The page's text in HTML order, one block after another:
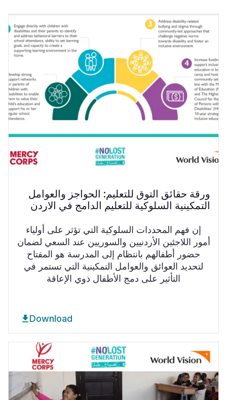
ورقة حقائق التوق للتعليم: الحواجز والعوامل
التمكينية السلوكية للتعليم الدامج في الاردن
إن فهم المحددات السلوكية التي تؤثر على أولياء
أمور اللاجئين الأردنيين والسوريين عند السعي لضمان
حضور أطفالهم بانتظام إلى المدرسة هو المفتاح
لتحديد العوائق والعوامل التمكينية التي تستمر في
التأثير على دمج الأطفال ذوي الإعاقة
Download